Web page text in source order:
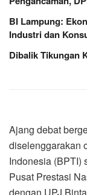
BI Lampung:
Industri dan
Dibalik Tikungan
Ajang debat
diselenggarakan
Indonesia (BPTI)
Pusat Prestasi